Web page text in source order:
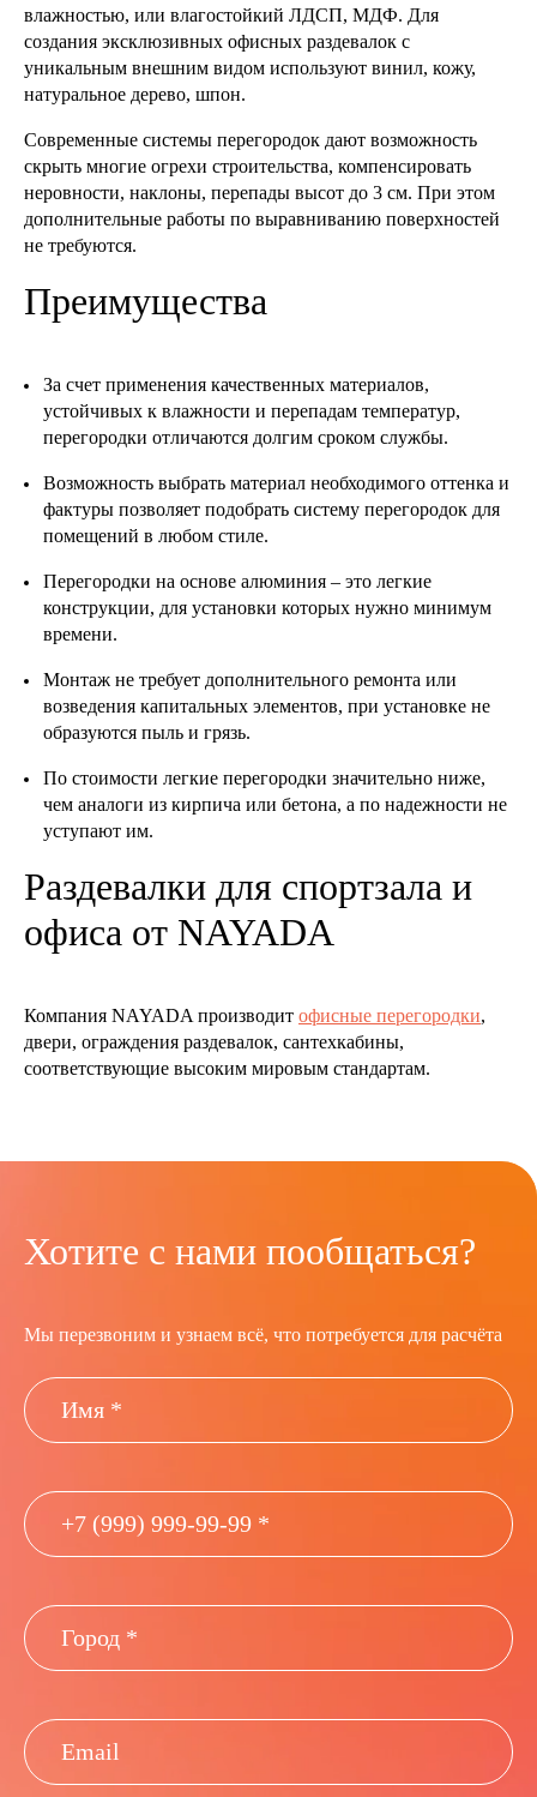
влажностью, или влагостойкий ЛДСП, МДФ. Для
создания эксклюзивных офисных раздевалок с
уникальным внешним видом используют винил, кожу,
натуральное дерево, шпон.
Современные системы перегородок дают возможность
скрыть многие огрехи строительства, компенсировать
неровности, наклоны, перепады высот до 3 см. При этом
дополнительные работы по выравниванию поверхностей
не требуются.
Преимущества
За счет применения качественных материалов,
устойчивых к влажности и перепадам температур,
перегородки отличаются долгим сроком службы.
Возможность выбрать материал необходимого оттенка и
фактуры позволяет подобрать систему перегородок для
помещений в любом стиле.
Перегородки на основе алюминия – это легкие
конструкции, для установки которых нужно минимум
времени.
Монтаж не требует дополнительного ремонта или
возведения капитальных элементов, при установке не
образуются пыль и грязь.
По стоимости легкие перегородки значительно ниже,
чем аналоги из кирпича или бетона, а по надежности не
уступают им.
Раздевалки для спортзала и
офиса от NAYADA
Компания NAYADA производит офисные перегородки,
двери, ограждения раздевалок, сантехкабины,
соответствующие высоким мировым стандартам.
Хотите с нами пообщаться?
Мы перезвоним и узнаем всё, что потребуется для расчёта